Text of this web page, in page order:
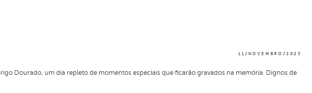
11/NOVEMBRO/2023
Dourado, um dia repleto de momentos especiais que ficarão gravados na memória. Dignos de